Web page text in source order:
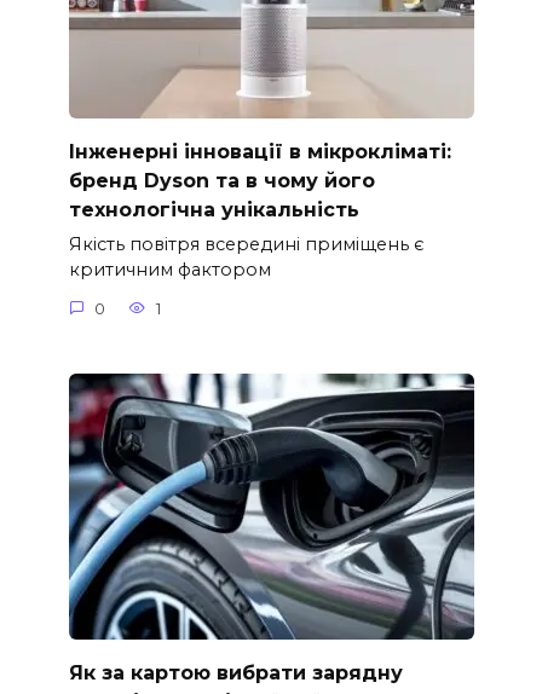
Інженерні інновації в мікрокліматі:
бренд Dyson та в чому його
технологічна унікальність
Якість повітря всередині приміщень є
критичним фактором
0 1
Як за картою вибрати зарядну